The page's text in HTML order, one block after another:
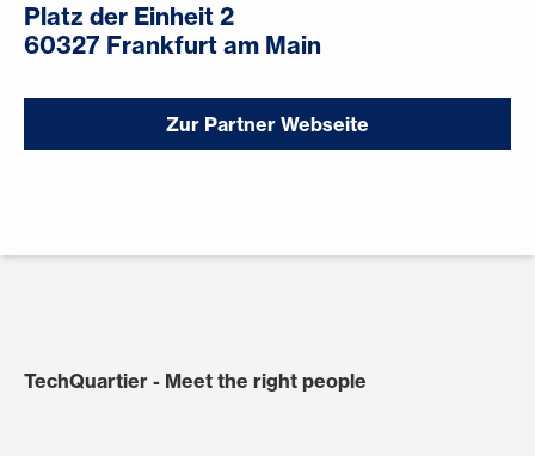
Platz der Einheit 2
60327 Frankfurt am Main
Zur Partner Webseite
TechQuartier - Meet the right people